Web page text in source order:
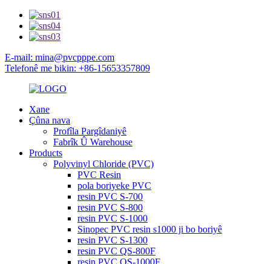
E-mail: mina@pvcpppe.com
Telefonê me bikin: +86-15653357809
Xane
Çûna nava
Profîla Pargîdaniyê
Fabrîk Û Warehouse
Products
Polyvinyl Chloride (PVC)
PVC Resin
pola boriyeke PVC
resin PVC S-700
resin PVC S-800
resin PVC S-1000
Sinopec PVC resin s1000 ji bo boriyê
resin PVC S-1300
resin PVC QS-800F
resin PVC QS-1000F